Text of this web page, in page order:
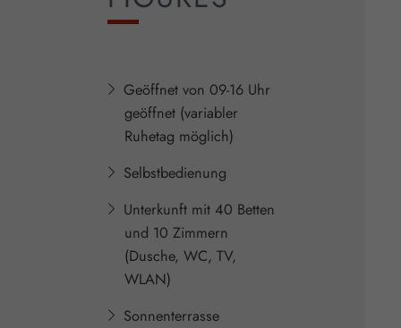
Geöffnet von 09-16 Uhr
geöffnet (variabler
Ruhetag möglich)
Selbstbedienung
Unterkunft mit 40 Betten
und 10 Zimmern
(Dusche, WC, TV,
WLAN)
Sonnenterrasse